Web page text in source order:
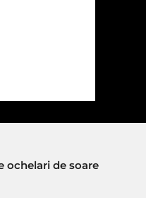
ochelari de soare